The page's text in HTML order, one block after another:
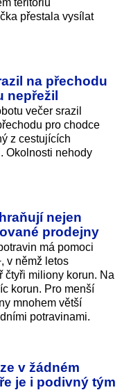
přestala vysílat
na přechodu
nepřežil
večer srazil
pro chodce
z cestujících
Okolnosti nehody
nejen
prodejny
má pomoci
v němž letos
čtyři miliony korun. Na
korun. Pro menší
mnohem větší
potravinami.
v žádném
je i podivný tým